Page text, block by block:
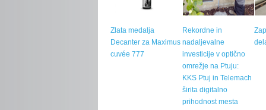
Zlata medalja
Decanter za Maximus
cuvée 777
Rekordne in
nadaljevalne
investicije v optično
omrežje na Ptuju:
KKS Ptuj in Telemach
širita digitalno
prihodnost mesta